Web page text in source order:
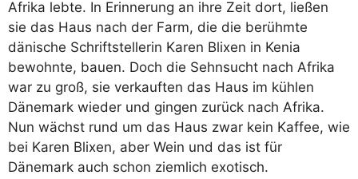
Afrika lebte. In Erinnerung an ihre Zeit dort, ließen
sie das Haus nach der Farm, die die berühmte
dänische Schriftstellerin Karen Blixen in Kenia
bewohnte, bauen. Doch die Sehnsucht nach Afrika
war zu groß, sie verkauften das Haus im kühlen
Dänemark wieder und gingen zurück nach Afrika.
Nun wächst rund um das Haus zwar kein Kaffee, wie
bei Karen Blixen, aber Wein und das ist für
Dänemark auch schon ziemlich exotisch.